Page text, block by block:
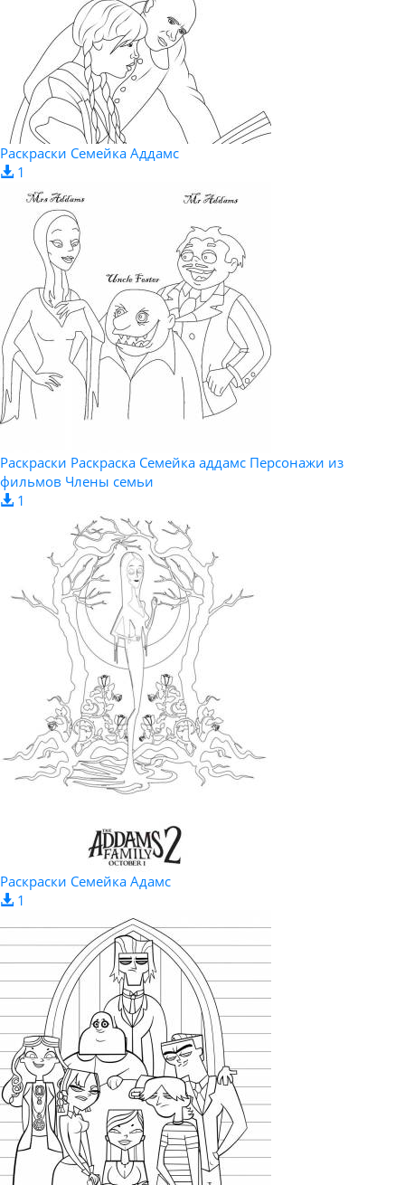
Раскраски Семейка Аддамс
1
Раскраски Раскраска Семейка аддамс Персонажи из
фильмов Члены семьи
1
Раскраски Семейка Адамс
1